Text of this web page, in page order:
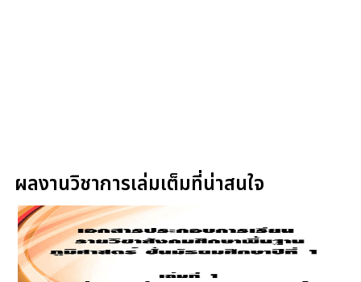
ผลงานวิชาการเล่มเต็มที่น่าสนใจ